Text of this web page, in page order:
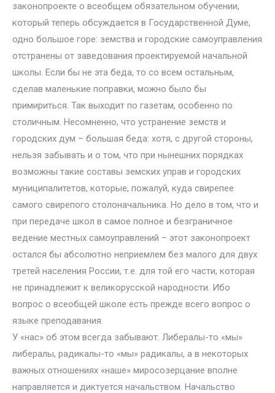
законопроекте о всеобщем обязательном обучении,
который теперь обсуждается в Государственной Думе,
одно большое горе: земства и городские самоуправления
отстранены от заведования проектируемой начальной
школы. Если бы не эта беда, то со всем остальным,
сделав маленькие поправки, можно было бы
примириться. Так выходит по газетам, особенно по
столичным. Несомненно, что устранение земств и
городских дум – большая беда: хотя, с другой стороны,
нельзя забывать и о том, что при нынешних порядках
возможны такие составы земских управ и городских
муниципалитетов, которые, пожалуй, куда свирепее
самого свирепого столоначальника. Но дело в том, что и
при передаче школ в самое полное и безграничное
ведение местных самоуправлений – этот законопроект
остался бы абсолютно неприемлем без малого для двух
третей населения России, т.е. для той его части, которая
не принадлежит к великорусской народности. Ибо
вопрос о всеобщей школе есть прежде всего вопрос о
языке преподавания.
У «нас» об этом всегда забывают. Либералы-то «мы»
либералы, радикалы-то «мы» радикалы, а в некоторых
важных отношениях «наше» миросозерцание вполне
направляется и диктуется начальством. Начальство